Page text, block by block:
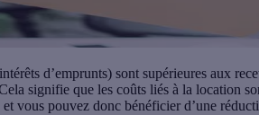
d’emprunts) sont supérieures aux
signifie que les coûts liés à la location
vous pouvez donc bénéficier d’une